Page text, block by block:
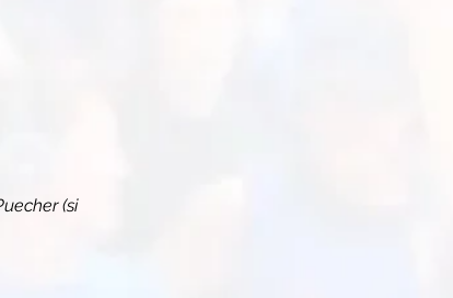
(si